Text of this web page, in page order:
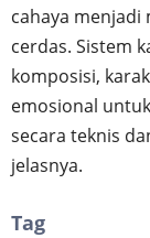
cahaya menjadi
cerdas. Sistem
komposisi,
emosional
secara teknis
jelasnya.
Tag